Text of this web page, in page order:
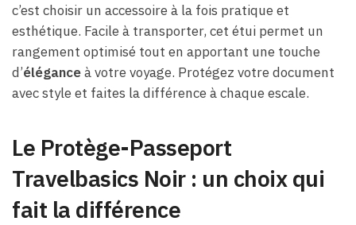
c’est choisir un accessoire à la fois pratique et
esthétique. Facile à transporter, cet étui permet un
rangement optimisé tout en apportant une touche
d’éléganceà votre voyage. Protégez votre document
avec style et faites la différence à chaque escale.
Le Protège-Passeport
Travelbasics Noir : un choix qui
fait la différence